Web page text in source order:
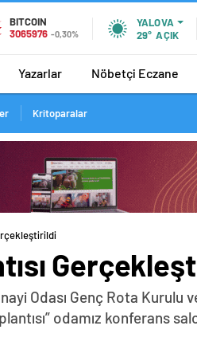
BITCOIN
3065976 -0,30%
YALOVA
29° AÇIK
Yazarlar Nöbetçi Eczane
Kritoparalar
Odası Genç Rota Kurulu
odamız konferans